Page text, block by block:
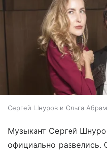
Сергей Шнуров и Ольга
Музыкант Сергей
официально развелись.